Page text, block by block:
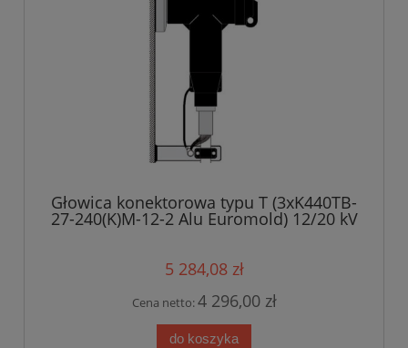
Głowica konektorowa typu T (3xK440TB-
27-240(K)M-12-2 Alu Euromold) 12/20 kV
5 284,08 zł
Cena netto:4 296,00 zł
do koszyka